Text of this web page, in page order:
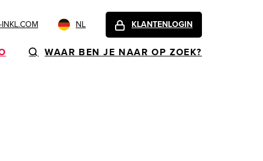
NL KLANTENLOGIN
WAAR BEN JE NAAR OP ZOEK?